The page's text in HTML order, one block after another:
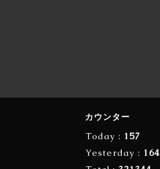
カウンター
Today : 157
Yesterday : 164